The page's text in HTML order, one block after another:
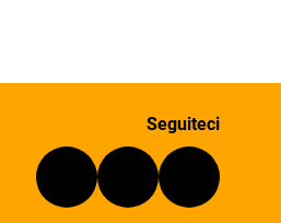
Seguiteci